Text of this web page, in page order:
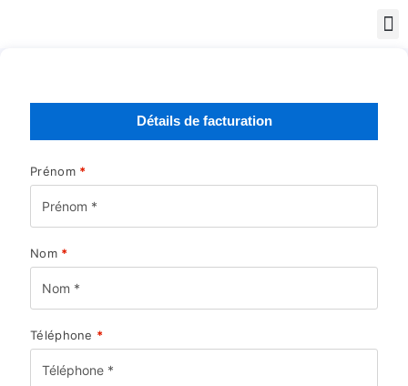
Détails de facturation
Prénom *
Nom *
Téléphone *